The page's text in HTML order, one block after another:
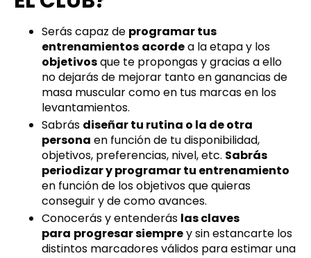
Serás capaz de programar tus
entrenamientos acordea la etapa y los
objetivosque te propongas y gracias a ello
no dejarás de mejorar tanto en ganancias de
masa muscular como en tus marcas en los
levantamientos.
Sabrás diseñar tu rutina o la de otra
persona en función de tu disponibilidad,
objetivos, preferencias, nivel, etc. Sabrás
periodizar y programar tu entrenamiento
en función de los objetivos que quieras
conseguir y de como avances.
Conocerás y entenderás las claves
para progresar siemprey sin estancarte los
distintos marcadores válidos para estimar una